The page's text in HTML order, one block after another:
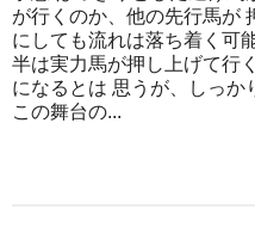
が行くのか、他の先行馬が
にしても流れは落ち着く可
半は実力馬が押し上げて行
になるとは 思うが、しっか
この舞台の...